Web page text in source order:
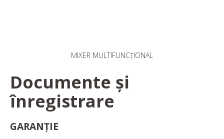
MIXER MULTIFUNCȚIONAL
Documente și
înregistrare
GARANȚIE